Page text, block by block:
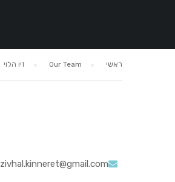
ראשי Our Team זיו הלוי
zivhal.kinneret@gmail.com